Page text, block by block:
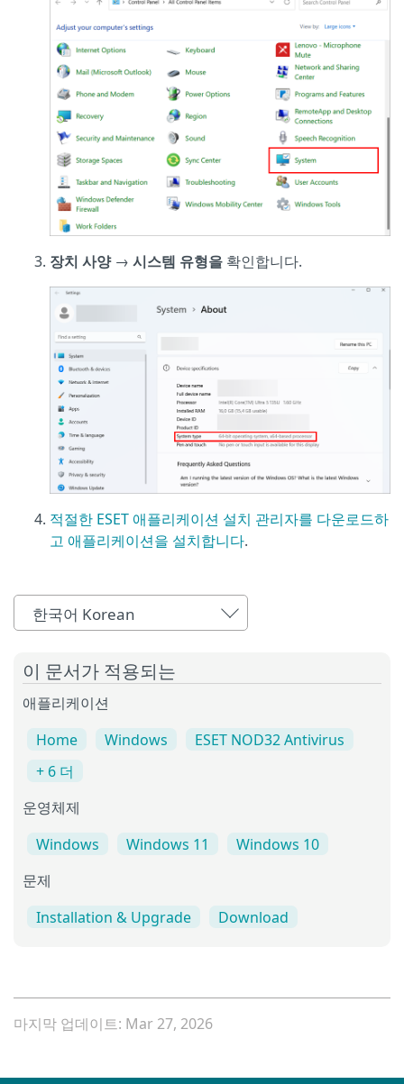
장치 사양→ 시스템 유형을 확인합니다.
적절한 ESET 애플리케이션 설치 관리자를 다운로드하
고 애플리케이션을 설치합니다.
한국어 Korean
이 문서가 적용되는
애플리케이션
Home Windows
ESET NOD32 Antivirus
+ 6 더
운영체제
Windows Windows 11 Windows 10
문제
Installation & Upgrade Download
마지막 업데이트: Mar 27, 2026